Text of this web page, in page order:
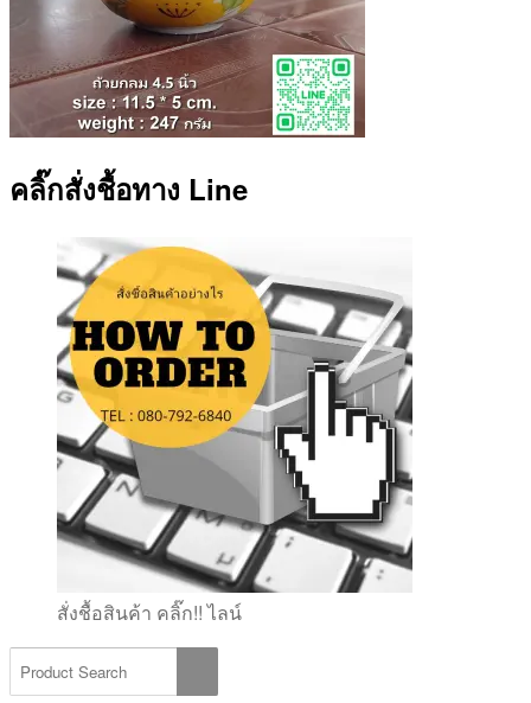
คลิ๊กสั่งชื้อทาง Line
สั่งชื้อสินค้า คลิ๊ก!! ไลน์